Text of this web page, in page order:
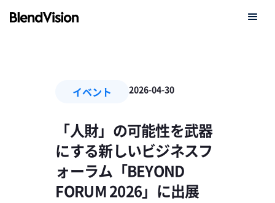
イベント 2026-04-30
「人財」の可能性を武器
にする新しいビジネスフ
ォーラム「BEYOND
FORUM 2026」に出展